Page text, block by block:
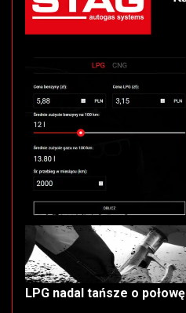
LPG nadal tańsze o połowę